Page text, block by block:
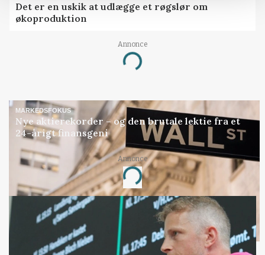
Det er en uskik at udlægge et røgslør om
økoproduktion
Annonce
Loading...
MARKEDSFOKUS
Nye aktierekorder – og den brutale lektie fra et
24-årigt finansgeni
Annonce
Loading...